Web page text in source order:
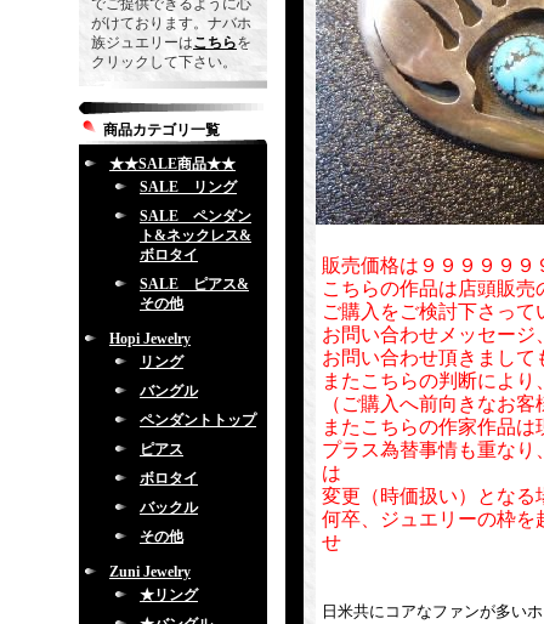
でご提供できるように心
がけております。ナバホ
族ジュエリーはこちらを
クリックして下さい。
商品カテゴリ一覧
★★SALE商品★★
SALE リング
SALE ペンダン
ト&ネックレス&
ボロタイ
SALE ピアス&
その他
Hopi Jewelry
リング
バングル
ペンダントトップ
ピアス
ボロタイ
バックル
その他
Zuni Jewelry
★リング
販売価格は９９９９９
こちらの作品は店頭販
ご購入をご検討下さっ
お問い合わせメッセー
お問い合わせ頂きまし
またこちらの判断によ
（ご購入へ前向きなお
またこちらの作家作品
プラス為替事情も重な
は
変更（時価扱い）となる
何卒、ジュエリーの枠を
せ
日米共にコアなファンが多い